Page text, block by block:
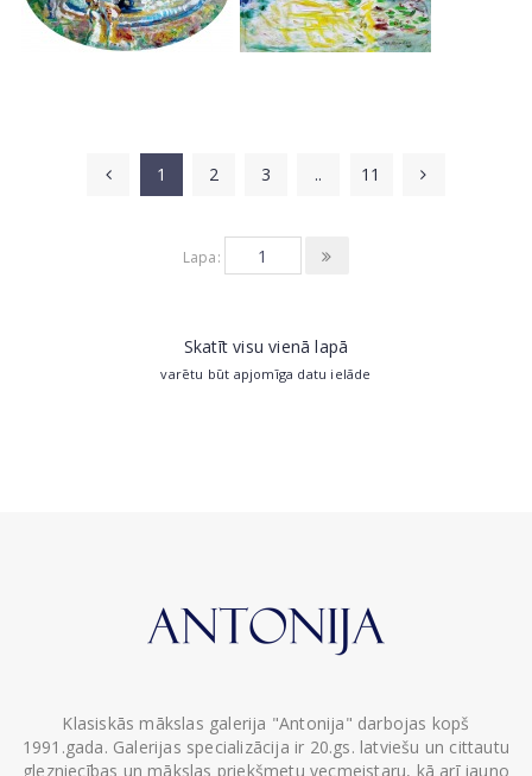
1 2 3 .. 11
Lapa:
Skatīt visu vienā lapā
varētu būt apjomīga datu ielāde
Klasiskās mākslas galerija "Antonija" darbojas kopš
1991.gada. Galerijas specializācija ir 20.gs. latviešu un cittautu
glezniecības un mākslas priekšmetu vecmeistaru, kā arī jauno